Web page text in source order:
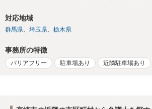
対応地域
群馬県 埼玉県 栃木県
事務所の特徴
バリアフリー 駐車場あり 近隣駐車場あり